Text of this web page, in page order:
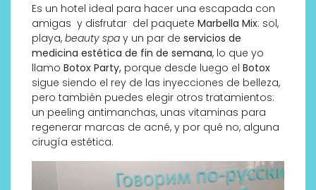
Es un hotel ideal para hacer una escapada con
amigas y disfrutar del paquete Marbella Mix: sol,
playa, beauty spa y un par de servicios de
medicina estética de fin de semana, lo que yo
llamo Botox Party, porque desde luego el Botox
sigue siendo el rey de las inyecciones de belleza,
pero también puedes elegir otros tratamientos:
un peeling antimanchas, unas vitaminas para
regenerar marcas de acné, y por qué no, alguna
cirugía estética.